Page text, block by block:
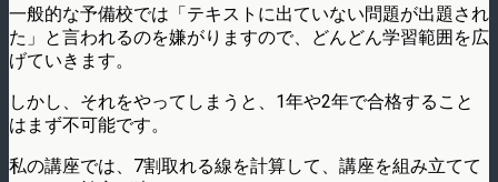
一般的な予備校では「テキストに出ていない問題が出題され
た」と言われるのを嫌がりますので、どんどん学習範囲を広
げていきます。
しかし、それをやってしまうと、1年や2年で合格すること
はまず不可能です。
私の講座では、7割取れる線を計算して、講座を組み立てて